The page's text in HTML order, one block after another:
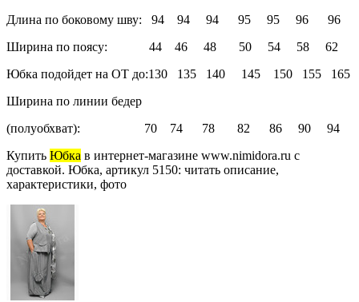
Длина по боковому шву: 94 94 94 95 95 96 96
Ширина по поясу: 44 46 48 50 54 58 62
Юбка подойдет на ОТ до:130 135 140 145 150 155 165
Ширина по линии бедер
(полуобхват): 70 74 78 82 86 90 94
Купить Юбка в интернет-магазине www.nimidora.ru с
доставкой. Юбка, артикул 5150: читать описание,
характеристики, фото